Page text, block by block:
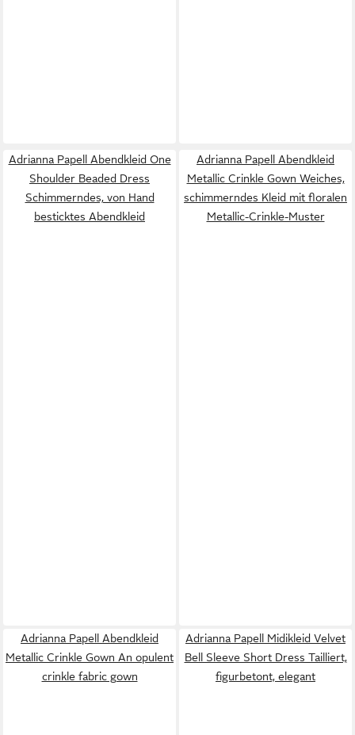
Adrianna Papell Abendkleid One
Shoulder Beaded Dress
Schimmerndes, von Hand
besticktes Abendkleid
Adrianna Papell Abendkleid
Metallic Crinkle Gown Weiches,
schimmerndes Kleid mit floralen
Metallic-Crinkle-Muster
Adrianna Papell Abendkleid
Metallic Crinkle Gown An opulent
crinkle fabric gown
Adrianna Papell Midikleid Velvet
Bell Sleeve Short Dress Tailliert,
figurbetont, elegant